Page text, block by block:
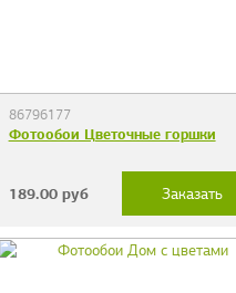
86796177
Фотообои Цветочные горшки
189.00руб Заказать